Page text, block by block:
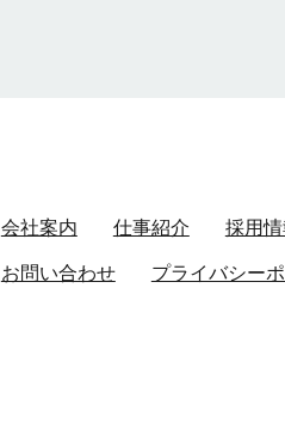
会社案内 仕事紹介 採用情
お問い合わせ プライバシー